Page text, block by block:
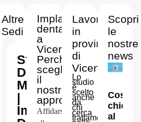
Altre
Sedi
Studio
Dentistico
Marchesin
|
Impianto
Implantologia
dentale
a
Vicenza
Perchè
scegliere
il
nostro
approccio
Affidarsi
Lavoriamo
in
provincia
di
Vicenza
Lo
studio
è
scelto
anche
da
chi
cerca
trattamenti
Scopri
le
nostre
news
Cosa
al